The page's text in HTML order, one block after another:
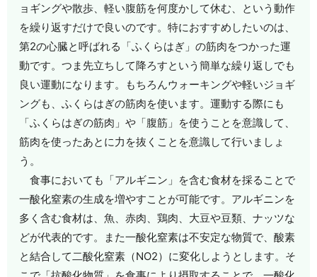
ョギングや散歩、軽い腹筋を何度かして休む、という動作
を繰り返すだけで良いのです。特におすすめしたいのは、
第2の心臓と呼ばれる「ふくらはぎ」の筋肉をつかった運
動です。つま先立ちして降ろすという簡単な繰り返しでも
良い運動になります。もちろんウォーキングや軽いジョギ
ングも、ふくらはぎの筋肉を使います。運動する際にも
「ふくらはぎの筋肉」や「腹筋」を使うことを意識して、
筋肉を使ったあとに力を抜くことを意識して行いましょ
う。
食事においても「アルギニン」を含む食材を採ることで
一酸化窒素の生成を増やすことが可能です。アルギニンを
多く含む食材は、魚、赤肉、鶏肉、大豆や豆類、ナッツな
どが代表的です。また一酸化窒素は不安定な物質で、酸素
と結合して二酸化窒素（NO2）に変化しようとします。そ